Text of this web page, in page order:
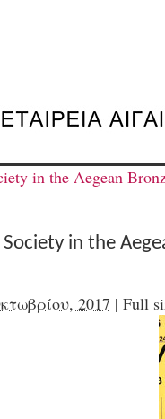
in the Aegean
in the
2017 | Full